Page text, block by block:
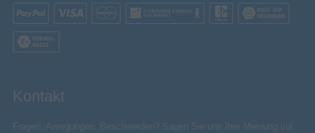
Gewicht (inklusive Standfuß) 6 kg
Gerätebreite (inkl. Standfuß)
Gerätehöhe (inkl. Standfuß)
Leistung
Kontakt
Fragen, Anregungen, Beschwerden? Sagen Sie uns Ihre Meinung via